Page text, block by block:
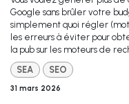
Google sans brûler votre
simplement quoi régler
les erreurs à éviter pour
la pub sur les moteurs de
SEA
SEO
31 mars 2026